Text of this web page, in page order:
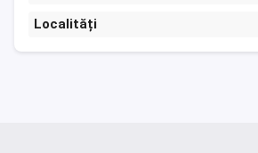
Localități